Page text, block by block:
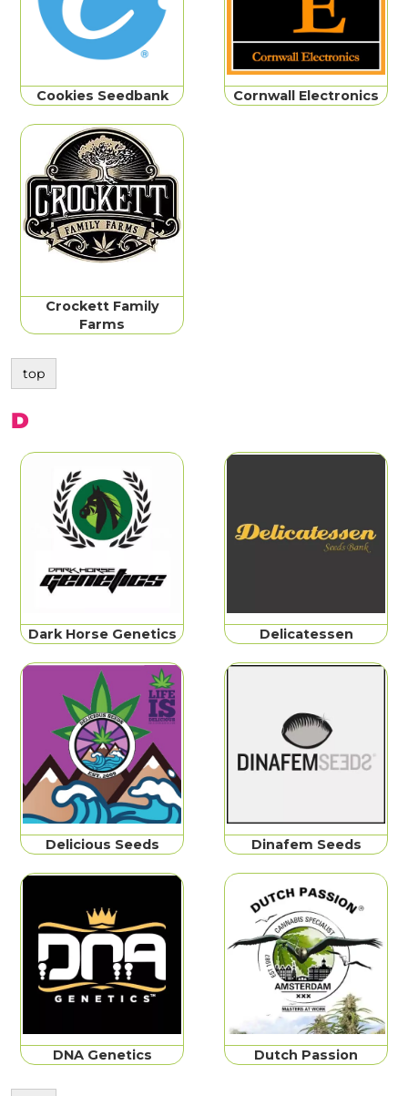
Cookies Seedbank Cornwall Electronics
Crockett Family
Farms
top
D
Dark Horse Genetics Delicatessen
Delicious Seeds Dinafem Seeds
DNA Genetics Dutch Passion